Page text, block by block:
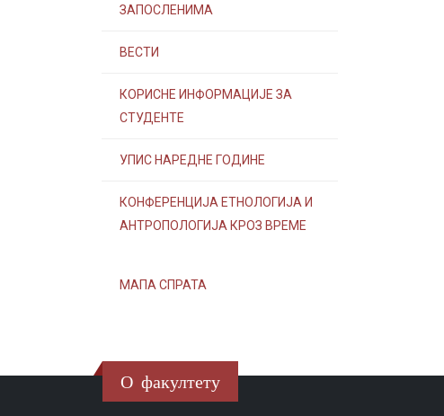
ЗАПОСЛЕНИМА
ВЕСТИ
КОРИСНЕ ИНФОРМАЦИЈЕ ЗА
СТУДЕНТЕ
УПИС НАРЕДНЕ ГОДИНЕ
КОНФЕРЕНЦИЈА ЕТНОЛОГИЈА И
АНТРОПОЛОГИЈА КРОЗ ВРЕМЕ
МАПА СПРАТА
О факултету